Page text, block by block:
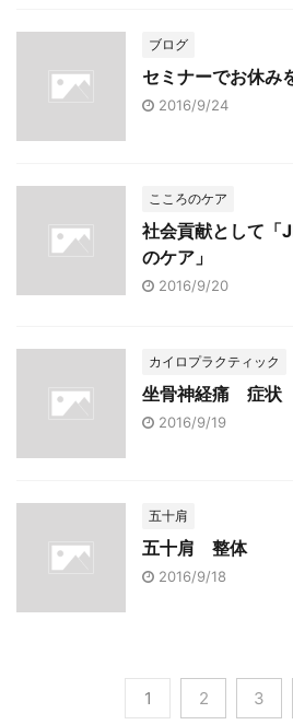
ブログ
セミナーでお休み
2016/9/24
こころのケア
社会貢献として「
のケア」
2016/9/20
カイロプラクティック
坐骨神経痛 症状
2016/9/19
五十肩
五十肩 整体
2016/9/18
1 2 3